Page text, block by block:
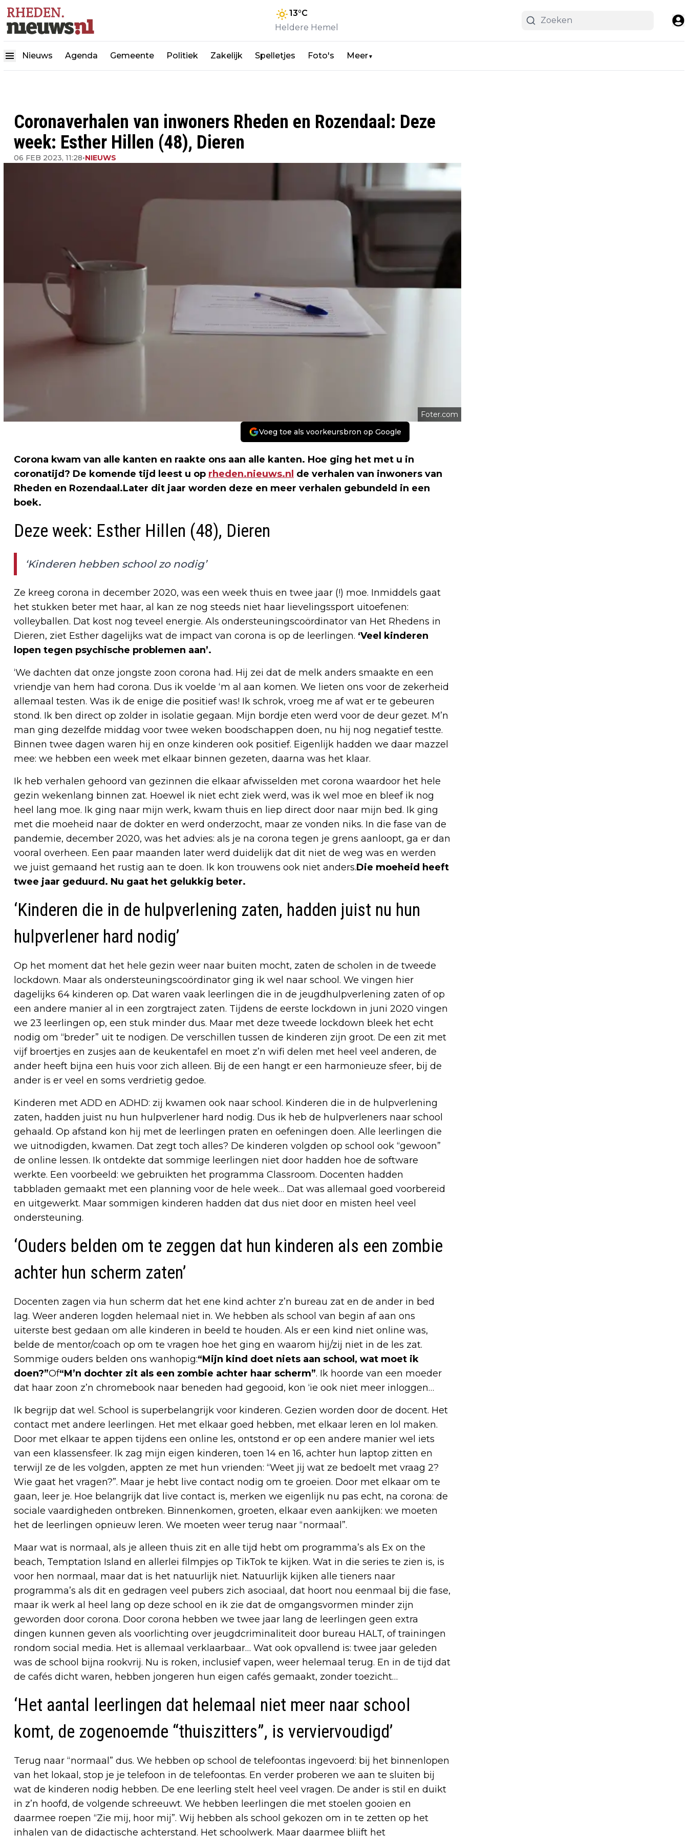
13°C
Heldere Hemel
Nieuws Agenda Gemeente Politiek Zakelijk Spelletjes Foto's Meer▼
Coronaverhalen van inwoners Rheden en Rozendaal: Deze
week: Esther Hillen (48), Dieren
06 FEB 2023, 11:28•NIEUWS
Foter.com
Voeg toe als voorkeursbron op Google
Corona kwam van alle kanten en raakte ons aan alle kanten. Hoe ging het met u in
coronatijd? De komende tijd leest u op rheden.nieuws.nl de verhalen van inwoners van
Rheden en Rozendaal.Later dit jaar worden deze en meer verhalen gebundeld in een
boek.
Deze week: Esther Hillen (48), Dieren
‘Kinderen hebben school zo nodig’
Ze kreeg corona in december 2020, was een week thuis en twee jaar (!) moe. Inmiddels gaat
het stukken beter met haar, al kan ze nog steeds niet haar lievelingssport uitoefenen:
volleyballen. Dat kost nog teveel energie. Als ondersteuningscoördinator van Het Rhedens in
Dieren, ziet Esther dagelijks wat de impact van corona is op de leerlingen. ‘Veel kinderen
lopen tegen psychische problemen aan’.
‘We dachten dat onze jongste zoon corona had. Hij zei dat de melk anders smaakte en een
vriendje van hem had corona. Dus ik voelde ‘m al aan komen. We lieten ons voor de zekerheid
allemaal testen. Was ik de enige die positief was! Ik schrok, vroeg me af wat er te gebeuren
stond. Ik ben direct op zolder in isolatie gegaan. Mijn bordje eten werd voor de deur gezet. M’n
man ging dezelfde middag voor twee weken boodschappen doen, nu hij nog negatief testte.
Binnen twee dagen waren hij en onze kinderen ook positief. Eigenlijk hadden we daar mazzel
mee: we hebben een week met elkaar binnen gezeten, daarna was het klaar.
Ik heb verhalen gehoord van gezinnen die elkaar afwisselden met corona waardoor het hele
gezin wekenlang binnen zat. Hoewel ik niet echt ziek werd, was ik wel moe en bleef ik nog
heel lang moe. Ik ging naar mijn werk, kwam thuis en liep direct door naar mijn bed. Ik ging
met die moeheid naar de dokter en werd onderzocht, maar ze vonden niks. In die fase van de
pandemie, december 2020, was het advies: als je na corona tegen je grens aanloopt, ga er dan
vooral overheen. Een paar maanden later werd duidelijk dat dit niet de weg was en werden
we juist gemaand het rustig aan te doen. Ik kon trouwens ook niet anders.Die moeheid heeft
twee jaar geduurd. Nu gaat het gelukkig beter.
‘Kinderen die in de hulpverlening zaten, hadden juist nu hun
hulpverlener hard nodig’
Op het moment dat het hele gezin weer naar buiten mocht, zaten de scholen in de tweede
lockdown. Maar als ondersteuningscoördinator ging ik wel naar school. We vingen hier
dagelijks 64 kinderen op. Dat waren vaak leerlingen die in de jeugdhulpverlening zaten of op
een andere manier al in een zorgtraject zaten. Tijdens de eerste lockdown in juni 2020 vingen
we 23 leerlingen op, een stuk minder dus. Maar met deze tweede lockdown bleek het echt
nodig om “breder” uit te nodigen. De verschillen tussen de kinderen zijn groot. De een zit met
vijf broertjes en zusjes aan de keukentafel en moet z’n wifi delen met heel veel anderen, de
ander heeft bijna een huis voor zich alleen. Bij de een hangt er een harmonieuze sfeer, bij de
ander is er veel en soms verdrietig gedoe.
Kinderen met ADD en ADHD: zij kwamen ook naar school. Kinderen die in de hulpverlening
zaten, hadden juist nu hun hulpverlener hard nodig. Dus ik heb de hulpverleners naar school
gehaald. Op afstand kon hij met de leerlingen praten en oefeningen doen. Alle leerlingen die
we uitnodigden, kwamen. Dat zegt toch alles? De kinderen volgden op school ook “gewoon”
de online lessen. Ik ontdekte dat sommige leerlingen niet door hadden hoe de software
werkte. Een voorbeeld: we gebruikten het programma Classroom. Docenten hadden
tabbladen gemaakt met een planning voor de hele week… Dat was allemaal goed voorbereid
en uitgewerkt. Maar sommigen kinderen hadden dat dus niet door en misten heel veel
ondersteuning.
‘Ouders belden om te zeggen dat hun kinderen als een zombie
achter hun scherm zaten’
Docenten zagen via hun scherm dat het ene kind achter z’n bureau zat en de ander in bed
lag. Weer anderen logden helemaal niet in. We hebben als school van begin af aan ons
uiterste best gedaan om alle kinderen in beeld te houden. Als er een kind niet online was,
belde de mentor/coach op om te vragen hoe het ging en waarom hij/zij niet in de les zat.
Sommige ouders belden ons wanhopig:“Mijn kind doet niets aan school, wat moet ik
doen?”Of“M’n dochter zit als een zombie achter haar scherm”. Ik hoorde van een moeder
dat haar zoon z’n chromebook naar beneden had gegooid, kon ‘ie ook niet meer inloggen…
Ik begrijp dat wel. School is superbelangrijk voor kinderen. Gezien worden door de docent. Het
contact met andere leerlingen. Het met elkaar goed hebben, met elkaar leren en lol maken.
Door met elkaar te appen tijdens een online les, ontstond er op een andere manier wel iets
van een klassensfeer. Ik zag mijn eigen kinderen, toen 14 en 16, achter hun laptop zitten en
terwijl ze de les volgden, appten ze met hun vrienden: “Weet jij wat ze bedoelt met vraag 2?
Wie gaat het vragen?”. Maar je hebt live contact nodig om te groeien. Door met elkaar om te
gaan, leer je. Hoe belangrijk dat live contact is, merken we eigenlijk nu pas echt, na corona: de
sociale vaardigheden ontbreken. Binnenkomen, groeten, elkaar even aankijken: we moeten
het de leerlingen opnieuw leren. We moeten weer terug naar “normaal”.
Maar wat is normaal, als je alleen thuis zit en alle tijd hebt om programma’s als Ex on the
beach, Temptation Island en allerlei filmpjes op TikTok te kijken. Wat in die series te zien is, is
voor hen normaal, maar dat is het natuurlijk niet. Natuurlijk kijken alle tieners naar
programma’s als dit en gedragen veel pubers zich asociaal, dat hoort nou eenmaal bij die fase,
maar ik werk al heel lang op deze school en ik zie dat de omgangsvormen minder zijn
geworden door corona. Door corona hebben we twee jaar lang de leerlingen geen extra
dingen kunnen geven als voorlichting over jeugdcriminaliteit door bureau HALT, of trainingen
rondom social media. Het is allemaal verklaarbaar… Wat ook opvallend is: twee jaar geleden
was de school bijna rookvrij. Nu is roken, inclusief vapen, weer helemaal terug. En in de tijd dat
de cafés dicht waren, hebben jongeren hun eigen cafés gemaakt, zonder toezicht…
‘Het aantal leerlingen dat helemaal niet meer naar school
komt, de zogenoemde “thuiszitters”, is verviervoudigd’
Terug naar “normaal” dus. We hebben op school de telefoontas ingevoerd: bij het binnenlopen
van het lokaal, stop je je telefoon in de telefoontas. En verder proberen we aan te sluiten bij
wat de kinderen nodig hebben. De ene leerling stelt heel veel vragen. De ander is stil en duikt
in z’n hoofd, de volgende schreeuwt. We hebben leerlingen die met stoelen gooien en
daarmee roepen “Zie mij, hoor mij”. Wij hebben als school gekozen om in te zetten op het
inhalen van de didactische achterstand. Het schoolwerk. Maar daarmee blijft het